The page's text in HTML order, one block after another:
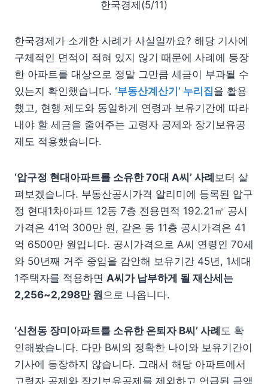
한국경제(5/11)
한국경제가 소개한 사례가 사실일까요? 해당 기사에
구체적인 면적이 적혀 있지 않기 때문에 사례에 등장
한 아파트를 대상으로 정말 그만큼 세금이 부과될 수
있는지 확인했습니다. ‘부동산계산기’ 누리집을 활용
했고, 현행 제도와 동일하게 연령과 보유기간에 따라
내야 할 세금을 줄여주는 고령자 공제와 장기보유공
제도 적용했습니다.
‘압구정 현대아파트를 소유한 70대 A씨’ 사례 보터 살
펴보겠습니다. 부동산공시가격 알리미에 등록된 압구
정 현대1차아파트 12동 7층 전용면적 192.21㎡ 공시
가격은 41억 300만 원, 같은 동 11층 공시가격은 41
억 6500만 원입니다. 공시가격으로 A씨 연령인 70세
와 50년째 거주 중임을 감안해 보유기간 45년, 1세대
1주택자를 적용하면 A씨가 납부하게 될 재산세는
2,256~2,298만 원으로 나옵니다.
‘신천동 장미아파트를 소유한 은퇴자 B씨’ 사례 도 확
인해봤습니다. 다만 B씨의 정확한 나이와 보유기간이
기사에 등장하지 않습니다. 그래서 해당 아파트에서
고령자 공제와 장기보유공제를 제외하고 언급된 금액